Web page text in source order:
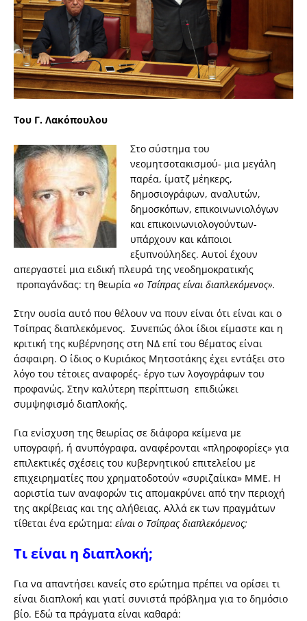
Toυ Γ. Λακόπουλου
Στο σύστημα του
νεομητσοτακισμού- μια μεγάλη
παρέα, ίματζ μέηκερς,
δημοσιογράφων, αναλυτών,
δημοσκόπων, επικοινωνιολόγων
και επικοινωνιολογούντων-
υπάρχουν και κάποιοι
εξυπνούληδες. Αυτοί έχουν
απεργαστεί μια ειδική πλευρά της νεοδημοκρατικής
προπαγάνδας: τη θεωρία «ο Τσίπρας είναι διαπλεκόμενος».
Στην ουσία αυτό που θέλουν να πουν είναι ότι είναι και ο
Τσίπρας διαπλεκόμενος. Συνεπώς όλοι ίδιοι είμαστε και η
κριτική της κυβέρνησης στη ΝΔ επί του θέματος είναι
άσφαιρη. Ο ίδιος ο Κυριάκος Μητσοτάκης έχει εντάξει στο
λόγο του τέτοιες αναφορές- έργο των λογογράφων του
προφανώς. Στην καλύτερη περίπτωση επιδιώκει
συμψηφισμό διαπλοκής.
Για ενίσχυση της θεωρίας σε διάφορα κείμενα με
υπογραφή, ή ανυπόγραφα, αναφέρονται «πληροφορίες» για
επιλεκτικές σχέσεις του κυβερνητικού επιτελείου με
επιχειρηματίες που χρηματοδοτούν «συριζαίικα» ΜΜΕ. Η
αοριστία των αναφορών τις απομακρύνει από την περιοχή
της ακρίβειας και της αλήθειας. Αλλά εκ των πραγμάτων
τίθεται ένα ερώτημα: είναι ο Τσίπρας διαπλεκόμενος;
Τι είναι η διαπλοκή;
Για να απαντήσει κανείς στο ερώτημα πρέπει να ορίσει τι
είναι διαπλοκή και γιατί συνιστά πρόβλημα για το δημόσιο
βίο. Εδώ τα πράγματα είναι καθαρά: